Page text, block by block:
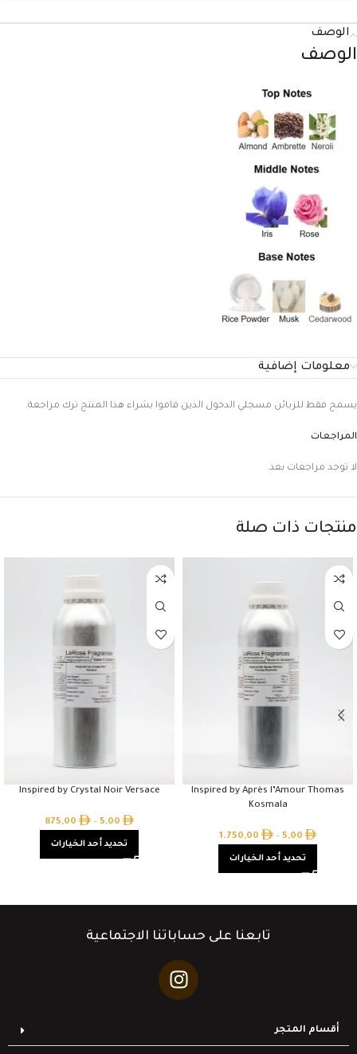
الوصف
الوصف
معلومات إضافية
المراجعات
لا توجد مراجعات بعد.
يسمح فقط للزبائن مسجلي الدخول الذين قاموا بشراء هذا المنتج ترك مراجعة.
منتجات ذات صلة
Inspired by Après l’Amour Thomas
Kosmala
5,00
–
1.750,00
تحديد أحد الخيارات
Inspired by Crystal Noir Versace
5,00
–
875,00
تحديد أحد الخيارات
تابعنا على حساباتنا الاجتماعية
أقسام المتجر